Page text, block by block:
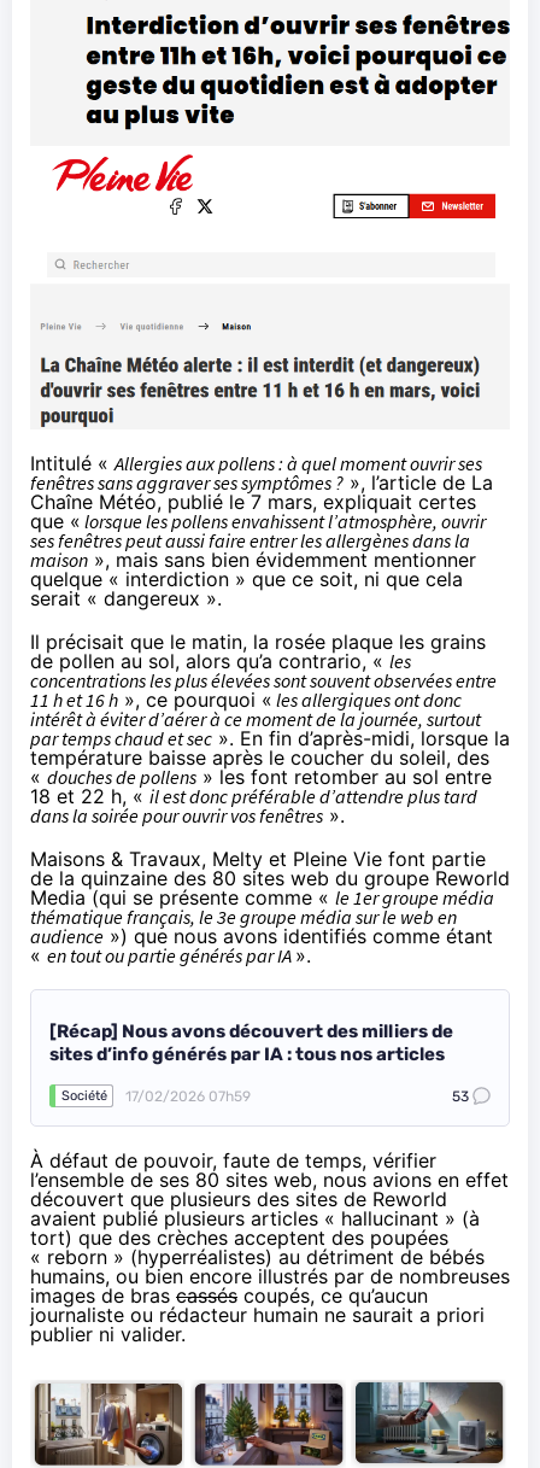
Intitulé «Allergies aux pollens : à quel moment ouvrir ses
fenêtres sans aggraver ses symptômes ? », l’article de La
Chaîne Météo, publié le 7 mars, expliquait certes
que « lorsque les pollens envahissent l’atmosphère, ouvrir
ses fenêtres peut aussi faire entrer les allergènes dans la
maison », mais sans bien évidemment mentionner
quelque « interdiction » que ce soit, ni que cela
serait « dangereux ».
Il précisait que le matin, la rosée plaque les grains
de pollen au sol, alors qu’a contrario, « les
concentrations les plus élevées sont souvent observées entre
11 h et 16 h », ce pourquoi « les allergiques ont donc
intérêt à éviter d’aérer à ce moment de la journée, surtout
par temps chaud et sec ». En fin d’après-midi, lorsque la
température baisse après le coucher du soleil, des
« douches de pollens » les font retomber au sol entre
18 et 22 h, « il est donc préférable d’attendre plus tard
dans la soirée pour ouvrir vos fenêtres ».
Maisons & Travaux, Melty et Pleine Vie font partie
de la quinzaine des 80 sites web du groupeReworld
Media (qui se présente comme « le 1er groupe média
thématique français, le 3e groupe média sur le web en
audience ») que nous avons identifiés comme étant
« en tout ou partie générés par IA ».
[Récap] Nous avons découvert des milliers de
sites d’info générés par IA : tous nos articles
Société 17/02/2026 07h59 53
À défaut de pouvoir, faute de temps, vérifier
l’ensemble de ses 80 sites web, nous avions en effet
découvert que plusieurs des sites de Reworld
avaient publié plusieurs articles « hallucinant » (à
tort) que des crèches acceptent des poupées
« reborn » (hyperréalistes) au détriment de bébés
humains, ou bien encore illustrés par de nombreuses
images de bras cassés coupés, ce qu’aucun
journaliste ou rédacteur humain ne saurait a priori
publier ni valider.